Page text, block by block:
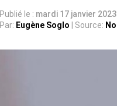
Publié le : mardi 17 janvier 2023
Par: Eugène Soglo | Source: